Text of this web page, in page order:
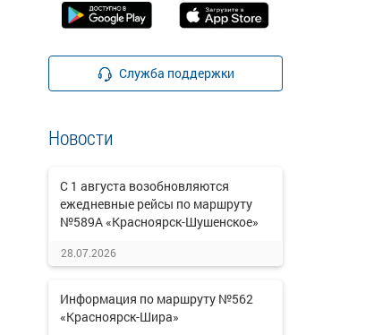
Служба поддержки
Новости
С 1 августа возобновляются
ежедневные рейсы по маршруту
№589А «Красноярск-Шушенское»
28.07.2026
Информация по маршруту №562
«Красноярск-Шира»